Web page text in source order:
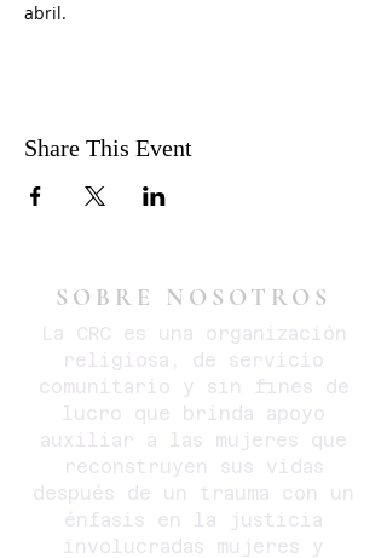
abril.
Share This Event
SOBRE NOSOTROS
La CRC es una organización
religiosa, de servicio
comunitario y sin fines de
lucro que brinda apoyo
auxiliar a las mujeres que
reconstruyen sus vidas
después de un trauma con un
énfasis en la justicia
involucradas mujeres y